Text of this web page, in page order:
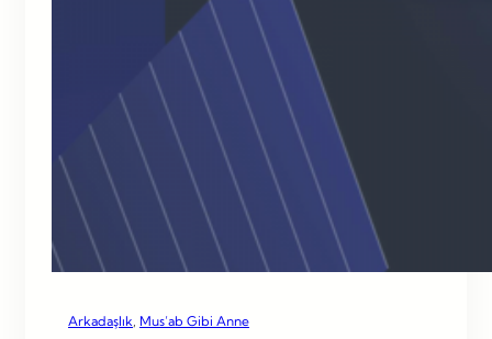
Arkadaşlık Mus’ab Gibi Anne